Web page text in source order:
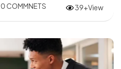
0 COMMNETS 39+View